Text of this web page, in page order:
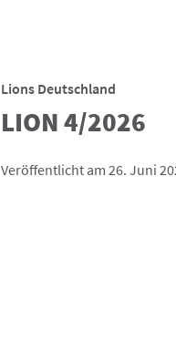
Lions Deutschland
LION 4/2026
Veröffentlicht am 26. Juni